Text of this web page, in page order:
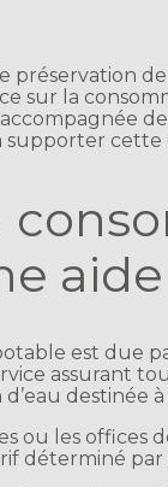
sur la
supporter
est due
assurant
destinée
ou les offices
déterminé par